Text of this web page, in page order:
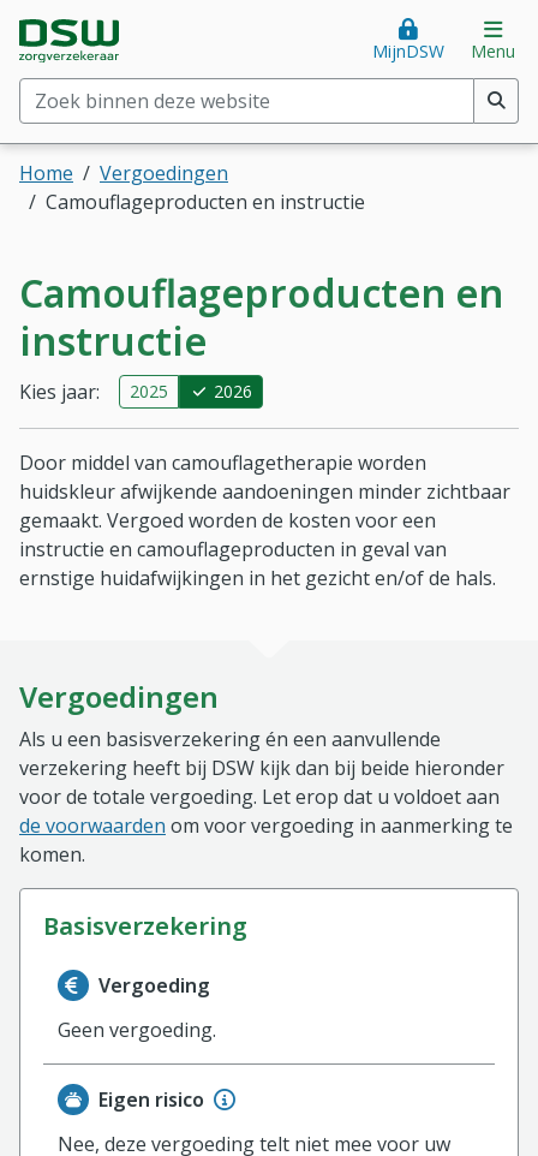
Direct naar hoofdinhoud
Direct naar hoofdmenuDSW Zorgverzekeraar. Goed voor je.
Zoek binnen deze website(min. 2 tekens)
MijnDSW Menu
Home
Vergoedingen
Camouflageproducten en instructie
Camouflageproducten en
instructie
Kies jaar: 2025 2026
Door middel van camouflagetherapie worden
huidskleur afwijkende aandoeningen minder zichtbaar
gemaakt. Vergoed worden de kosten voor een
instructie en camouflageproducten in geval van
ernstige huidafwijkingen in het gezicht en/of de hals.
Vergoedingen
Als u een basisverzekering én een aanvullende
verzekering heeft bij DSW kijk dan bij beide hieronder
voor de totale vergoeding. Let erop dat u voldoet aan
de voorwaarden om voor vergoeding in aanmerking te
komen.
basisverzekering
Informatie over de vergoeding van de
Vergoeding
Geen vergoeding.
Eigen risico
Nee, deze vergoeding telt niet mee voor uw